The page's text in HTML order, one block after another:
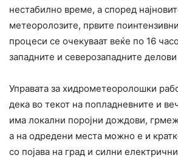
нестабилно време, а според
метеоролозите, првите
процеси се очекуваат веќе по 16
западните и северозападните делови
Управата за хидрометеоролошки
дека во текот на попладневните и
има локални поројни дождови,
а на одредени места можно е и
со појава на град и силни